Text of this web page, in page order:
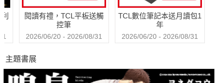
閱讀有禮，TCL平板送觸
控筆
2026/06/20 - 2026/08/31
TCL數位筆記本送月讀包1
年
2026/06/20 - 2026/08/31
主題書展